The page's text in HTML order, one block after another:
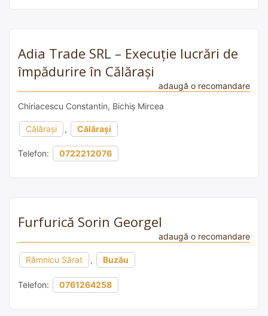
Adia Trade SRL – Execuție lucrări de
împădurire în Călărași
adaugă o recomandare
Chiriacescu Constantin, Bichiș Mircea
Călărași , Călărași
Telefon: 0722212076
Furfurică Sorin Georgel
adaugă o recomandare
Râmnicu Sărat , Buzău
Telefon: 0761264258